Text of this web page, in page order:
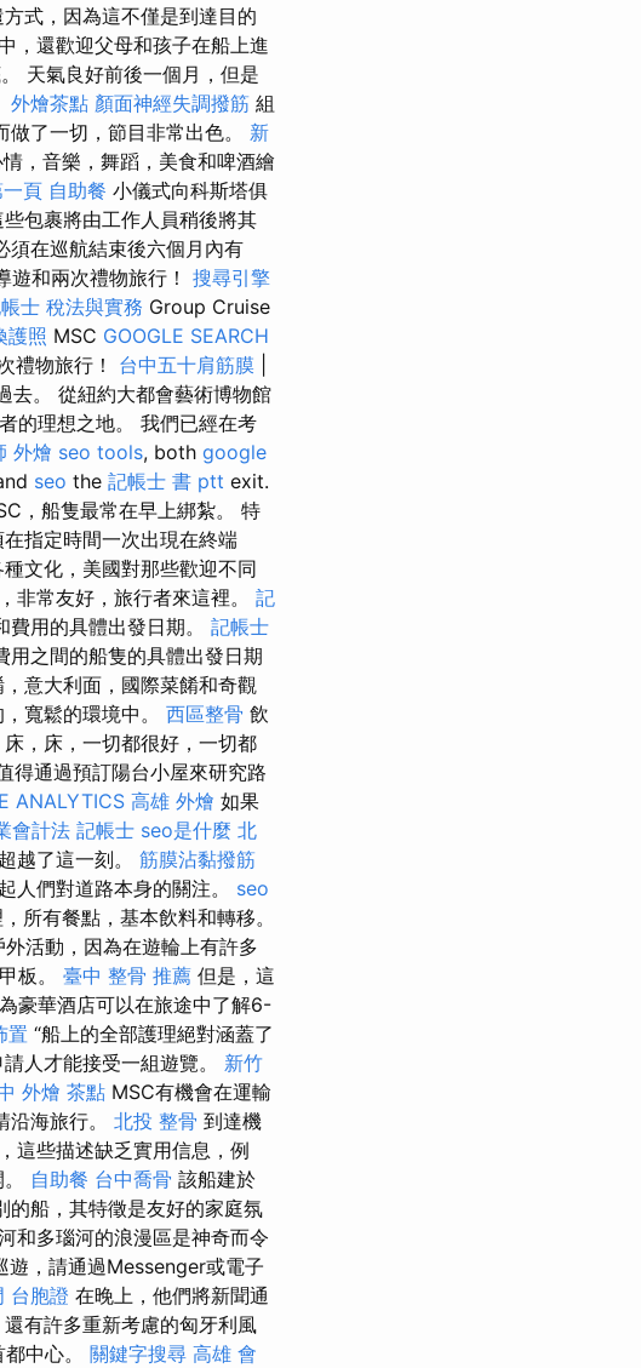
式，因為這不僅是到達目的
，還歡迎父母和孩子在船上進
天氣良好前後一個月，但是
外燴茶點 顏面神經失調撥筋 組
了一切，節目非常出色。 新
，音樂，舞蹈，美食和啤酒繪
頁 自助餐 小儀式向科斯塔俱
包裹將由工作人員稍後將其
須在巡航結束後六個月內有
和兩次禮物旅行！ 搜尋引擎
士 稅法與實務 Group Cruise
護照 MSC GOOGLE SEARCH
禮物旅行！ 台中五十肩筋膜
去。 從紐約大都會藝術博物館
的理想之地。 我們已經在考
外燴 seo tools, both google
seo the 記帳士 書 ptt exit.
，船隻最常在早上綁紮。 特
指定時間一次出現在終端
文化，美國對那些歡迎不同
非常友好，旅行者來這裡。 記
用的具體出發日期。 記帳士
用之間的船隻的具體出發日期
意大利面，國際菜餚和奇觀
寬鬆的環境中。 西區整骨 飲
，床，一切都很好，一切都
得通過預訂陽台小屋來研究路
ANALYTICS 高雄 外燴 如果
會計法 記帳士 seo是什麼 北
越了這一刻。 筋膜沾黏撥筋
人們對道路本身的關注。 seo
所有餐點，基本飲料和轉移。
活動，因為在遊輪上有許多
板。 臺中 整骨 推薦 但是，這
豪華酒店可以在旅途中了解6-
置 “船上的全部護理絕對涵蓋了
人才能接受一組遊覽。 新竹
外燴 茶點 MSC有機會在運輸
沿海旅行。 北投 整骨 到達機
這些描述缺乏實用信息，例
自助餐 台中喬骨 該船建於
的船，其特徵是友好的家庭氛
和多瑙河的浪漫區是神奇而令
遊，請通過Messenger或電子
台胞證 在晚上，他們將新聞通
有許多重新考慮的匈牙利風
中心。 關鍵字搜尋 高雄 會